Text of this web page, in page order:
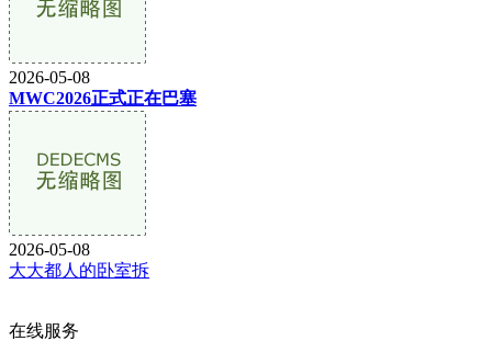
2026-05-08
MWC2026正式正在巴塞
2026-05-08
大大都人的卧室拆
在线服务